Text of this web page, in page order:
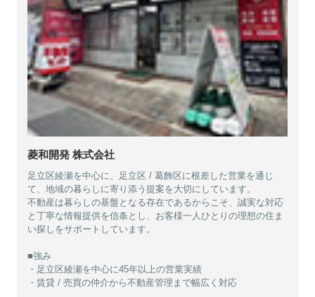
菱和開発 株式会社
足立区綾瀬を中心に、足立区 / 葛飾区に根差した営業を通じ
て、地域の暮らしに寄り添う提案を大切にしています。
不動産は暮らしの基盤となる存在であるからこそ、誠実な対応
と丁寧な情報提供を信条とし、お客様一人ひとりの理想の住ま
い探しをサポートしています。
■強み
・足立区綾瀬を中心に45年以上の営業実績
・賃貸 / 売買の仲介から不動産管理まで幅広く対応